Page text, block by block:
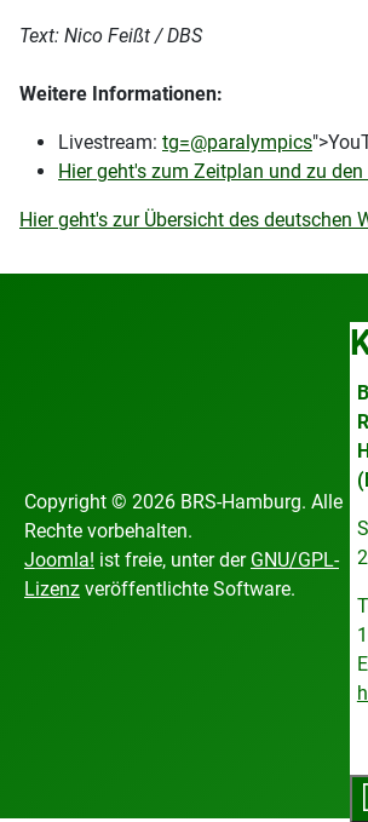
Text: Nico Feißt / DBS
Weitere Informationen:
Livestream: tg=@paralympics
Hier geht's zum Zeitplan und zu den
Hier geht's zur Übersicht des deutschen
Copyright © 2026 BRS-Hamburg. Alle
Rechte vorbehalten.
Joomla! ist freie, unter der GNU/GPL-
Lizenz veröffentlichte Software.